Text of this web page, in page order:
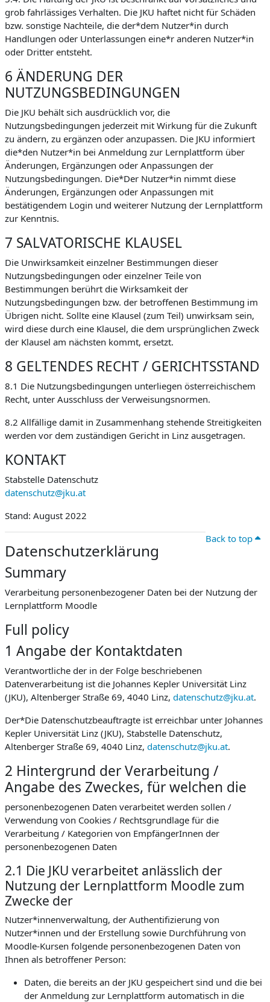
grob fahrlässiges Verhalten. Die JKU haftet nicht für Schäden
bzw. sonstige Nachteile, die der*dem Nutzer*in durch
Handlungen oder Unterlassungen eine*r anderen Nutzer*in
oder Dritter entsteht.
6 ÄNDERUNG DER
NUTZUNGSBEDINGUNGEN
Die JKU behält sich ausdrücklich vor, die
Nutzungsbedingungen jederzeit mit Wirkung für die Zukunft
zu ändern, zu ergänzen oder anzupassen. Die JKU informiert
die*den Nutzer*in bei Anmeldung zur Lernplattform über
Änderungen, Ergänzungen oder Anpassungen der
Nutzungsbedingungen. Die*Der Nutzer*in nimmt diese
Änderungen, Ergänzungen oder Anpassungen mit
bestätigendem Login und weiterer Nutzung der Lernplattform
zur Kenntnis.
7 SALVATORISCHE KLAUSEL
Die Unwirksamkeit einzelner Bestimmungen dieser
Nutzungsbedingungen oder einzelner Teile von
Bestimmungen berührt die Wirksamkeit der
Nutzungsbedingungen bzw. der betroffenen Bestimmung im
Übrigen nicht. Sollte eine Klausel (zum Teil) unwirksam sein,
wird diese durch eine Klausel, die dem ursprünglichen Zweck
der Klausel am nächsten kommt, ersetzt.
8 GELTENDES RECHT / GERICHTSSTAND
8.1 Die Nutzungsbedingungen unterliegen österreichischem
Recht, unter Ausschluss der Verweisungsnormen.
8.2 Allfällige damit in Zusammenhang stehende Streitigkeiten
werden vor dem zuständigen Gericht in Linz ausgetragen.
KONTAKT
Stabstelle Datenschutz
datenschutz@jku.at
Stand: August 2022
Back to top
Datenschutzerklärung
Summary
Verarbeitung personenbezogener Daten bei der Nutzung der
Lernplattform Moodle
Full policy
1 Angabe der Kontaktdaten
Verantwortliche der in der Folge beschriebenen
Datenverarbeitung ist die Johannes Kepler Universität Linz
(JKU), Altenberger Straße 69, 4040 Linz, datenschutz@jku.at.
Der*Die Datenschutzbeauftragte ist erreichbar unter Johannes
Kepler Universität Linz (JKU), Stabstelle Datenschutz,
Altenberger Straße 69, 4040 Linz, datenschutz@jku.at.
2 Hintergrund der Verarbeitung /
Angabe des Zweckes, für welchen die
personenbezogenen Daten verarbeitet werden sollen /
Verwendung von Cookies / Rechtsgrundlage für die
Verarbeitung / Kategorien von EmpfängerInnen der
personenbezogenen Daten
2.1 Die JKU verarbeitet anlässlich der
Nutzung der Lernplattform Moodle zum
Zwecke der
Nutzer*innenverwaltung, der Authentifizierung von
Nutzer*innen und der Erstellung sowie Durchführung von
Moodle-Kursen folgende personenbezogenen Daten von
Ihnen als betroffener Person:
Daten, die bereits an der JKU gespeichert sind und die bei
der Anmeldung zur Lernplattform automatisch in die